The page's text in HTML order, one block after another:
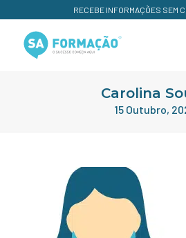
RECEBE INFORMAÇÕES SEM
Carolina
15 Outubro,